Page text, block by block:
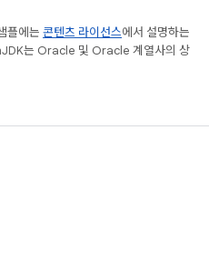
플에는 콘텐츠 라이선스에서 설명하는
는 Oracle 및 Oracle 계열사의 상